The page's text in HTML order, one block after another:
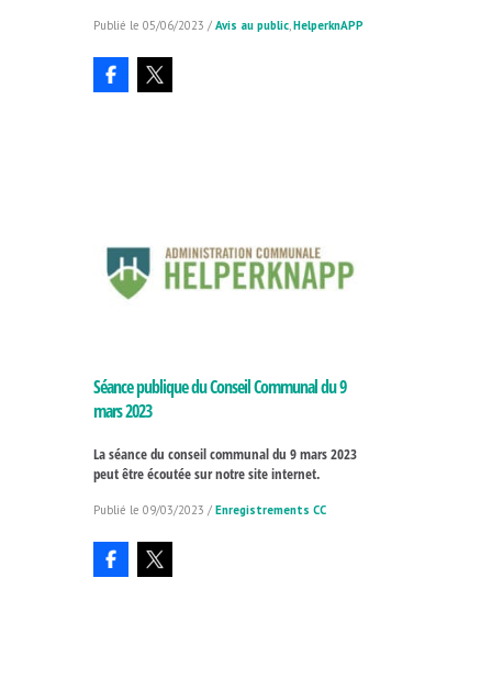
05/06/2023 / Avis au public,HelperknAPP
Séance publique du Conseil Communal du 9
mars 2023
La séance du conseil communal du 9 mars 2023
peut être écoutée sur notre site internet.
09/03/2023 / Enregistrements CC